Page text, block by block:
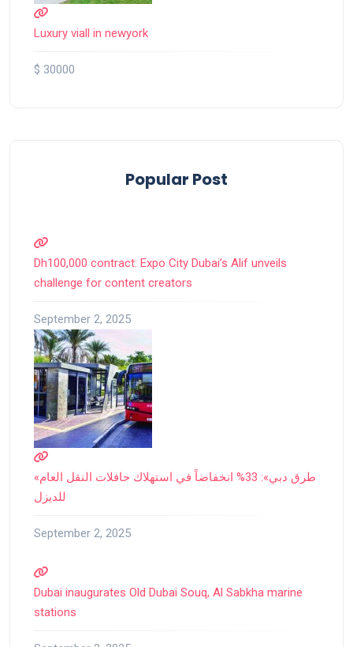
Luxury viall in newyork
$ 30000
Popular Post
Dh100,000 contract: Expo City Dubai’s Alif unveils
challenge for content creators
September 2, 2025
«طرق دبي»: 33% انخفاضاً في استهلاك حافلات النقل العام
للديزل
September 2, 2025
Dubai inaugurates Old Dubai Souq, Al Sabkha marine
stations